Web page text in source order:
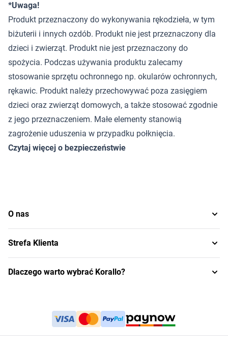
*Uwaga!
Produkt przeznaczony do wykonywania rękodzieła, w tym
biżuterii i innych ozdób. Produkt nie jest przeznaczony dla
dzieci i zwierząt. Produkt nie jest przeznaczony do
spożycia. Podczas używania produktu zalecamy
stosowanie sprzętu ochronnego np. okularów ochronnych,
rękawic. Produkt należy przechowywać poza zasięgiem
dzieci oraz zwierząt domowych, a także stosować zgodnie
z jego przeznaczeniem. Małe elementy stanowią
zagrożenie uduszenia w przypadku połknięcia.
Czytaj więcej o bezpieczeństwie
O nas
Strefa Klienta
Dlaczego warto wybrać Korallo?